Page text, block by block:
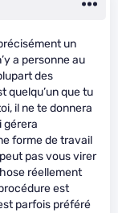
un
a personne au
des
quelqu’un que tu
il ne te donnera
gérera
forme de travail
pas vous virer
réellement
est
parfois préféré